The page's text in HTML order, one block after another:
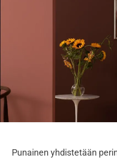
Punainen yhdistetään